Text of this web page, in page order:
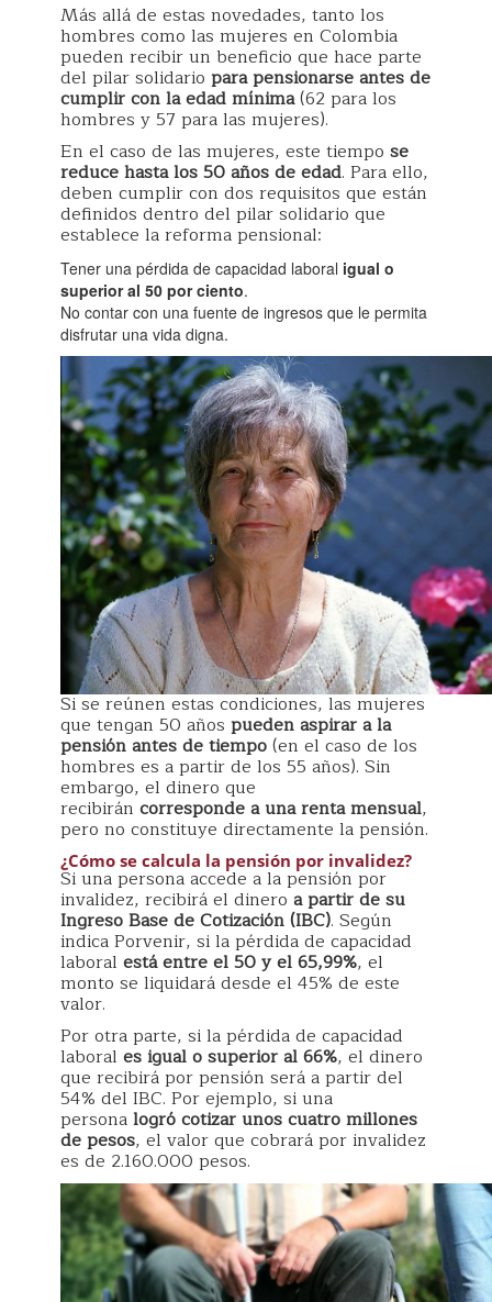
Más allá de estas novedades, tanto los
hombres como las mujeres en Colombia
pueden recibir un beneficio que hace parte
del pilar solidario para pensionarse antes de
cumplir con la edad mínima(62 para los
hombres y 57 para las mujeres).
En el caso de las mujeres, este tiempo se
reduce hasta los 50 años de edad. Para ello,
deben cumplir con dos requisitos que están
definidos dentro del pilar solidario que
establece la reforma pensional:
Tener una pérdida de capacidad laboral igual o
superior al 50 por ciento.
No contar con una fuente de ingresos que le permita
disfrutar una vida digna.
Si se reúnen estas condiciones, las mujeres
que tengan 50 años pueden aspirar a la
pensión antes de tiempo(en el caso de los
hombres es a partir de los 55 años). Sin
embargo, el dinero que
recibirán corresponde a una renta mensual,
pero no constituye directamente la pensión.
¿Cómo se calcula la pensión por invalidez?
Si una persona accede a la pensión por
invalidez, recibirá el dinero a partir de su
Ingreso Base de Cotización (IBC). Según
indica Porvenir, si la pérdida de capacidad
laboral está entre el 50 y el 65,99%, el
monto se liquidará desde el 45% de este
valor.
Por otra parte, si la pérdida de capacidad
laboral es igual o superior al 66%, el dinero
que recibirá por pensión será a partir del
54% del IBC. Por ejemplo, si una
personalogró cotizar unos cuatro millones
de pesos, el valor que cobrará por invalidez
es de 2.160.000 pesos.